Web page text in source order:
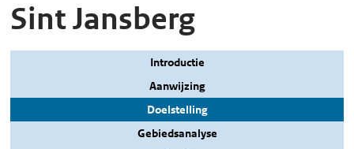
Sint Jansberg
Introductie
Aanwijzing
Doelstelling
Gebiedsanalyse